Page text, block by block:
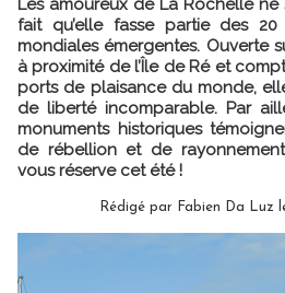
fait qu’elle fasse partie des 20
mondiales émergentes. Ouverte
à proximité de l’Île de Ré et
ports de plaisance du monde,
de liberté incomparable. Par
monuments historiques
de rébellion et de
vous réserve cet été !
Rédigé par Fabien Da Luz